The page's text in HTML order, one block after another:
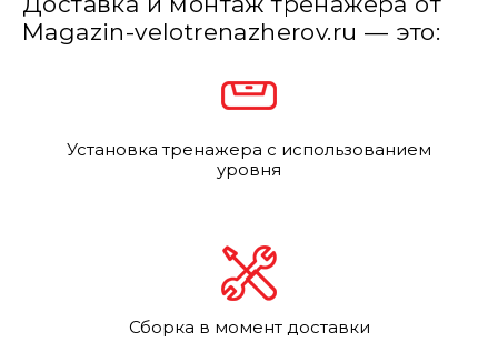
Magazin-velotrenazherov.ru — это:
Установка тренажера с использованием
уровня
Сборка в момент доставки